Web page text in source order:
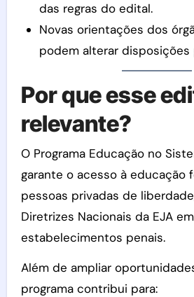
das regras do edital.
Novas orientações dos
podem alterar disposições
Por que esse
relevante?
O Programa Educação no
garante o acesso à educação
pessoas privadas de
Diretrizes Nacionais da EJA em
estabelecimentos penais.
Além de ampliar
programa contribui para: